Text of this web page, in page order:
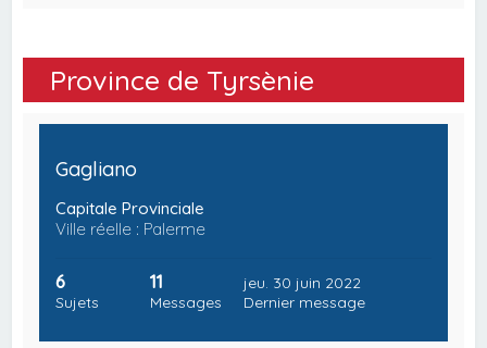
Province de Tyrsènie
Gagliano
Capitale Provinciale
Ville réelle : Palerme
6
Sujets
11
Messages
jeu. 30 juin 2022
Dernier message